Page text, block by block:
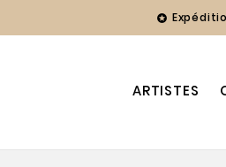

ARTISTES